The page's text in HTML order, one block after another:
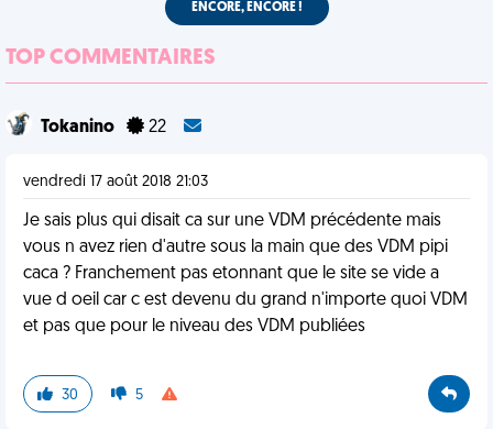
ENCORE, ENCORE !
TOP COMMENTAIRES
Tokanino 22
vendredi 17 août 2018 21:03
Je sais plus qui disait ca sur une VDM précédente mais
vous n avez rien d'autre sous la main que des VDM pipi
caca ? Franchement pas etonnant que le site se vide a
vue d oeil car c est devenu du grand n'importe quoi VDM
et pas que pour le niveau des VDM publiées
30 5